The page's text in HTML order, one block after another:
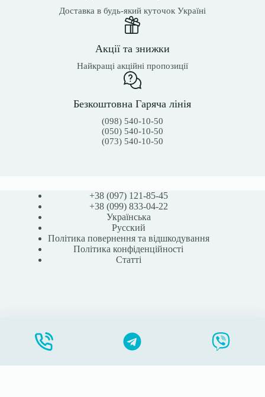
Доставка в будь-який куточок Україні
Акції та знижки
Найкращі акційні пропозиції
Безкоштовна Гаряча лінія
(098) 540-10-50
(050) 540-10-50
(073) 540-10-50
+38 (097) 121-85-45
+38 (099) 833-04-22
Українська
Русский
Політика повернення та відшкодування
Політика конфіденційності
Статті
275,00₴
Додати в кошик